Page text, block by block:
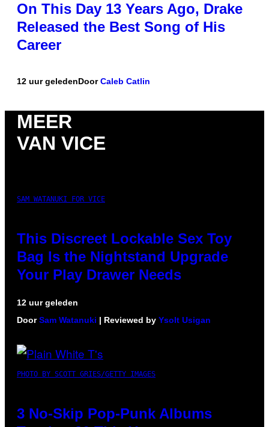
On This Day 13 Years Ago, Drake
Released the Best Song of His
Career
12 uur geledenDoorCaleb Catlin
MEER
VAN VICE
SAM WATANUKI FOR VICE
This Discreet Lockable Sex Toy
Bag Is the Nightstand Upgrade
Your Play Drawer Needs
12 uur geleden
DoorSam Watanuki | Reviewed by Ysolt Usigan
PHOTO BY SCOTT GRIES/GETTY IMAGES
3 No-Skip Pop-Punk Albums